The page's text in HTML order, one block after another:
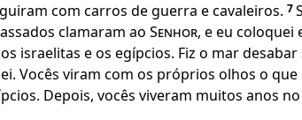
com carros de guerra e cavaleiros. 7
clamaram ao Senhor, e eu coloquei
israelitas e os egípcios. Fiz o mar desabar
Vocês viram com os próprios olhos o
Depois, vocês viveram muitos anos